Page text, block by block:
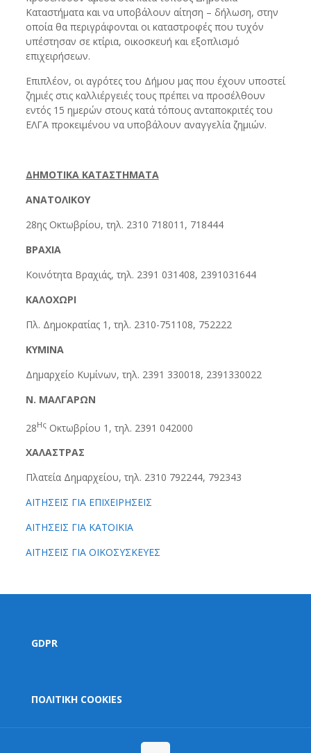
Καταστήματα και να υποβάλουν αίτηση – δήλωση, στην
οποία θα περιγράφονται οι καταστροφές που τυχόν
υπέστησαν σε κτίρια, οικοσκευή και εξοπλισμό
επιχειρήσεων.
Επιπλέον, οι αγρότες του Δήμου μας που έχουν υποστεί
ζημιές στις καλλιέργειές τους πρέπει να προσέλθουν
εντός 15 ημερών στους κατά τόπους ανταποκριτές του
ΕΛΓΑ προκειμένου να υποβάλουν αναγγελία ζημιών.
ΔΗΜΟΤΙΚΑ ΚΑΤΑΣΤΗΜΑΤΑ
ΑΝΑΤΟΛΙΚΟΥ
28ης Οκτωβρίου, τηλ. 2310 718011, 718444
ΒΡΑΧΙΑ
Κοινότητα Βραχιάς, τηλ. 2391 031408, 2391031644
ΚΑΛΟΧΩΡΙ
Πλ. Δημοκρατίας 1, τηλ. 2310-751108, 752222
ΚΥΜΙΝΑ
Δημαρχείο Κυμίνων, τηλ. 2391 330018, 2391330022
Ν. ΜΑΛΓΑΡΩΝ
28ΗςΟκτωβρίου 1, τηλ. 2391 042000
ΧΑΛΑΣΤΡΑΣ
Πλατεία Δημαρχείου, τηλ. 2310 792244, 792343
ΑΙΤΗΣΕΙΣ ΓΙΑ ΕΠΙΧΕΙΡΗΣΕΙΣ
ΑΙΤΗΣΕΙΣ ΓΙΑ ΚΑΤΟΙΚΙΑ
ΑΙΤΗΣΕΙΣ ΓΙΑ ΟΙΚΟΣΥΣΚΕΥΕΣ
GDPR
ΠΟΛΙΤΙΚΗ COOKIES